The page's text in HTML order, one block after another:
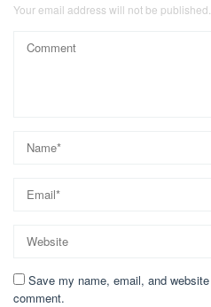
Your email address will not be published.
Save my name, email, and
comment.